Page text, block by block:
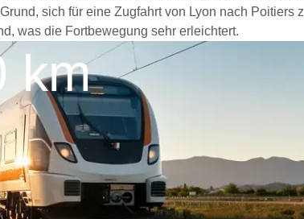
sich für eine Zugfahrt von Lyon nach Poitiers
was die Fortbewegung sehr erleichtert.
km